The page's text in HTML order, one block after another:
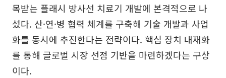
목받는 플래시 방사선 치료기 개발에 본격적으로 나
섰다. 산·연·병 협력 체계를 구축해 기술 개발과 사업
화를 동시에 추진한다는 전략이다. 핵심 장치 내재화
를 통해 글로벌 시장 선점 기반을 마련하겠다는 구상
이다.